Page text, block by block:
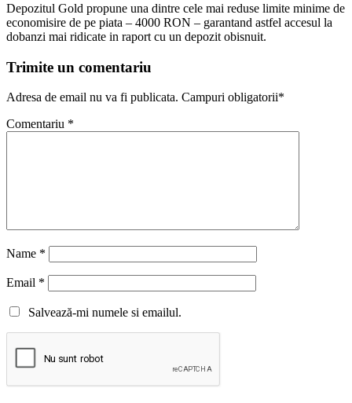
Depozitul Gold propune una dintre cele mai reduse limite minime de
economisire de pe piata – 4000 RON – garantand astfel accesul la
dobanzi mai ridicate in raport cu un depozit obisnuit.
Trimite un comentariu
Adresa de email nu va fi publicata. Campuri obligatorii*
Comentariu *
Name *
Email *
Salvează-mi numele si emailul.